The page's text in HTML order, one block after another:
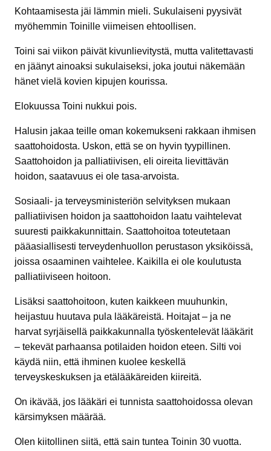
Kohtaamisesta jäi lämmin mieli. Sukulaiseni pyysivät
myöhemmin Toinille viimeisen ehtoollisen.
Toini sai viikon päivät kivunlievitystä, mutta valitettavasti
en jäänyt ainoaksi sukulaiseksi, joka joutui näkemään
hänet vielä kovien kipujen kourissa.
Elokuussa Toini nukkui pois.
Halusin jakaa teille oman kokemukseni rakkaan ihmisen
saattohoidosta. Uskon, että se on hyvin tyypillinen.
Saattohoidon ja palliatiivisen, eli oireita lievittävän
hoidon, saatavuus ei ole tasa-arvoista.
Sosiaali- ja terveysministeriön selvityksen mukaan
palliatiivisen hoidon ja saattohoidon laatu vaihtelevat
suuresti paikkakunnittain. Saattohoitoa toteutetaan
pääasiallisesti terveydenhuollon perustason yksiköissä,
joissa osaaminen vaihtelee. Kaikilla ei ole koulutusta
palliatiiviseen hoitoon.
Lisäksi saattohoitoon, kuten kaikkeen muuhunkin,
heijastuu huutava pula lääkäreistä. Hoitajat – ja ne
harvat syrjäisellä paikkakunnalla työskentelevät lääkärit
– tekevät parhaansa potilaiden hoidon eteen. Silti voi
käydä niin, että ihminen kuolee keskellä
terveyskeskuksen ja etälääkäreiden kiireitä.
On ikävää, jos lääkäri ei tunnista saattohoidossa olevan
kärsimyksen määrää.
Olen kiitollinen siitä, että sain tuntea Toinin 30 vuotta.